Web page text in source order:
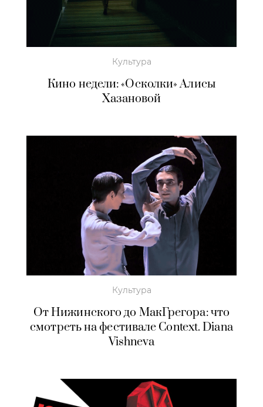
Культура
Кино недели: «Осколки» Алисы
Хазановой
Культура
От Нижинского до МакГрегора: что
смотреть на фестивале Context. Diana
Vishneva